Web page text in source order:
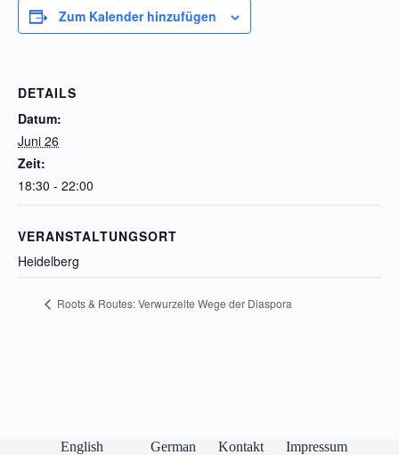
Zum Kalender hinzufügen
DETAILS
Datum:
Juni 26
Zeit:
18:30 - 22:00
VERANSTALTUNGSORT
Heidelberg
Roots & Routes: Verwurzelte Wege der Diaspora
English German Kontakt Impressum